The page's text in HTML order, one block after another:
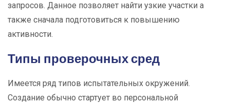
запросов. Данное позволяет найти узкие участки а
также сначала подготовиться к повышению
активности.
Типы проверочных сред
Имеется ряд типов испытательных окружений.
Создание обычно стартует во персональной